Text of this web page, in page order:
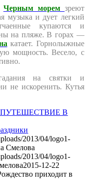
Черным морем зреют
музыка и дует легкий
купаются и
на пляже. В горах —
катает. Горнолыжные
мощность. Весело, с
на святки и
не искоренить. Кутья
В
2013/04/logo1-
Смелова
2013/04/logo1-
2015-12-22
приходит в